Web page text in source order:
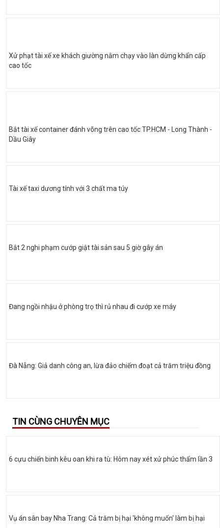
Xử phạt tài xế xe khách giường nằm chạy vào làn dừng khẩn cấp
cao tốc
Bắt tài xế container đánh võng trên cao tốc TP.HCM - Long Thành -
Dầu Giây
Tài xế taxi dương tính với 3 chất ma túy
Bắt 2 nghi phạm cướp giật tài sản sau 5 giờ gây án
Đang ngồi nhậu ở phòng trọ thì rủ nhau đi cướp xe máy
Đà Nẵng: Giả danh công an, lừa đảo chiếm đoạt cả trăm triệu đồng
TIN CÙNG CHUYÊN MỤC
6 cựu chiến binh kêu oan khi ra tù: Hôm nay xét xử phúc thẩm lần 3
Vụ án sân bay Nha Trang: Cả trăm bị hại 'không muốn' làm bị hại